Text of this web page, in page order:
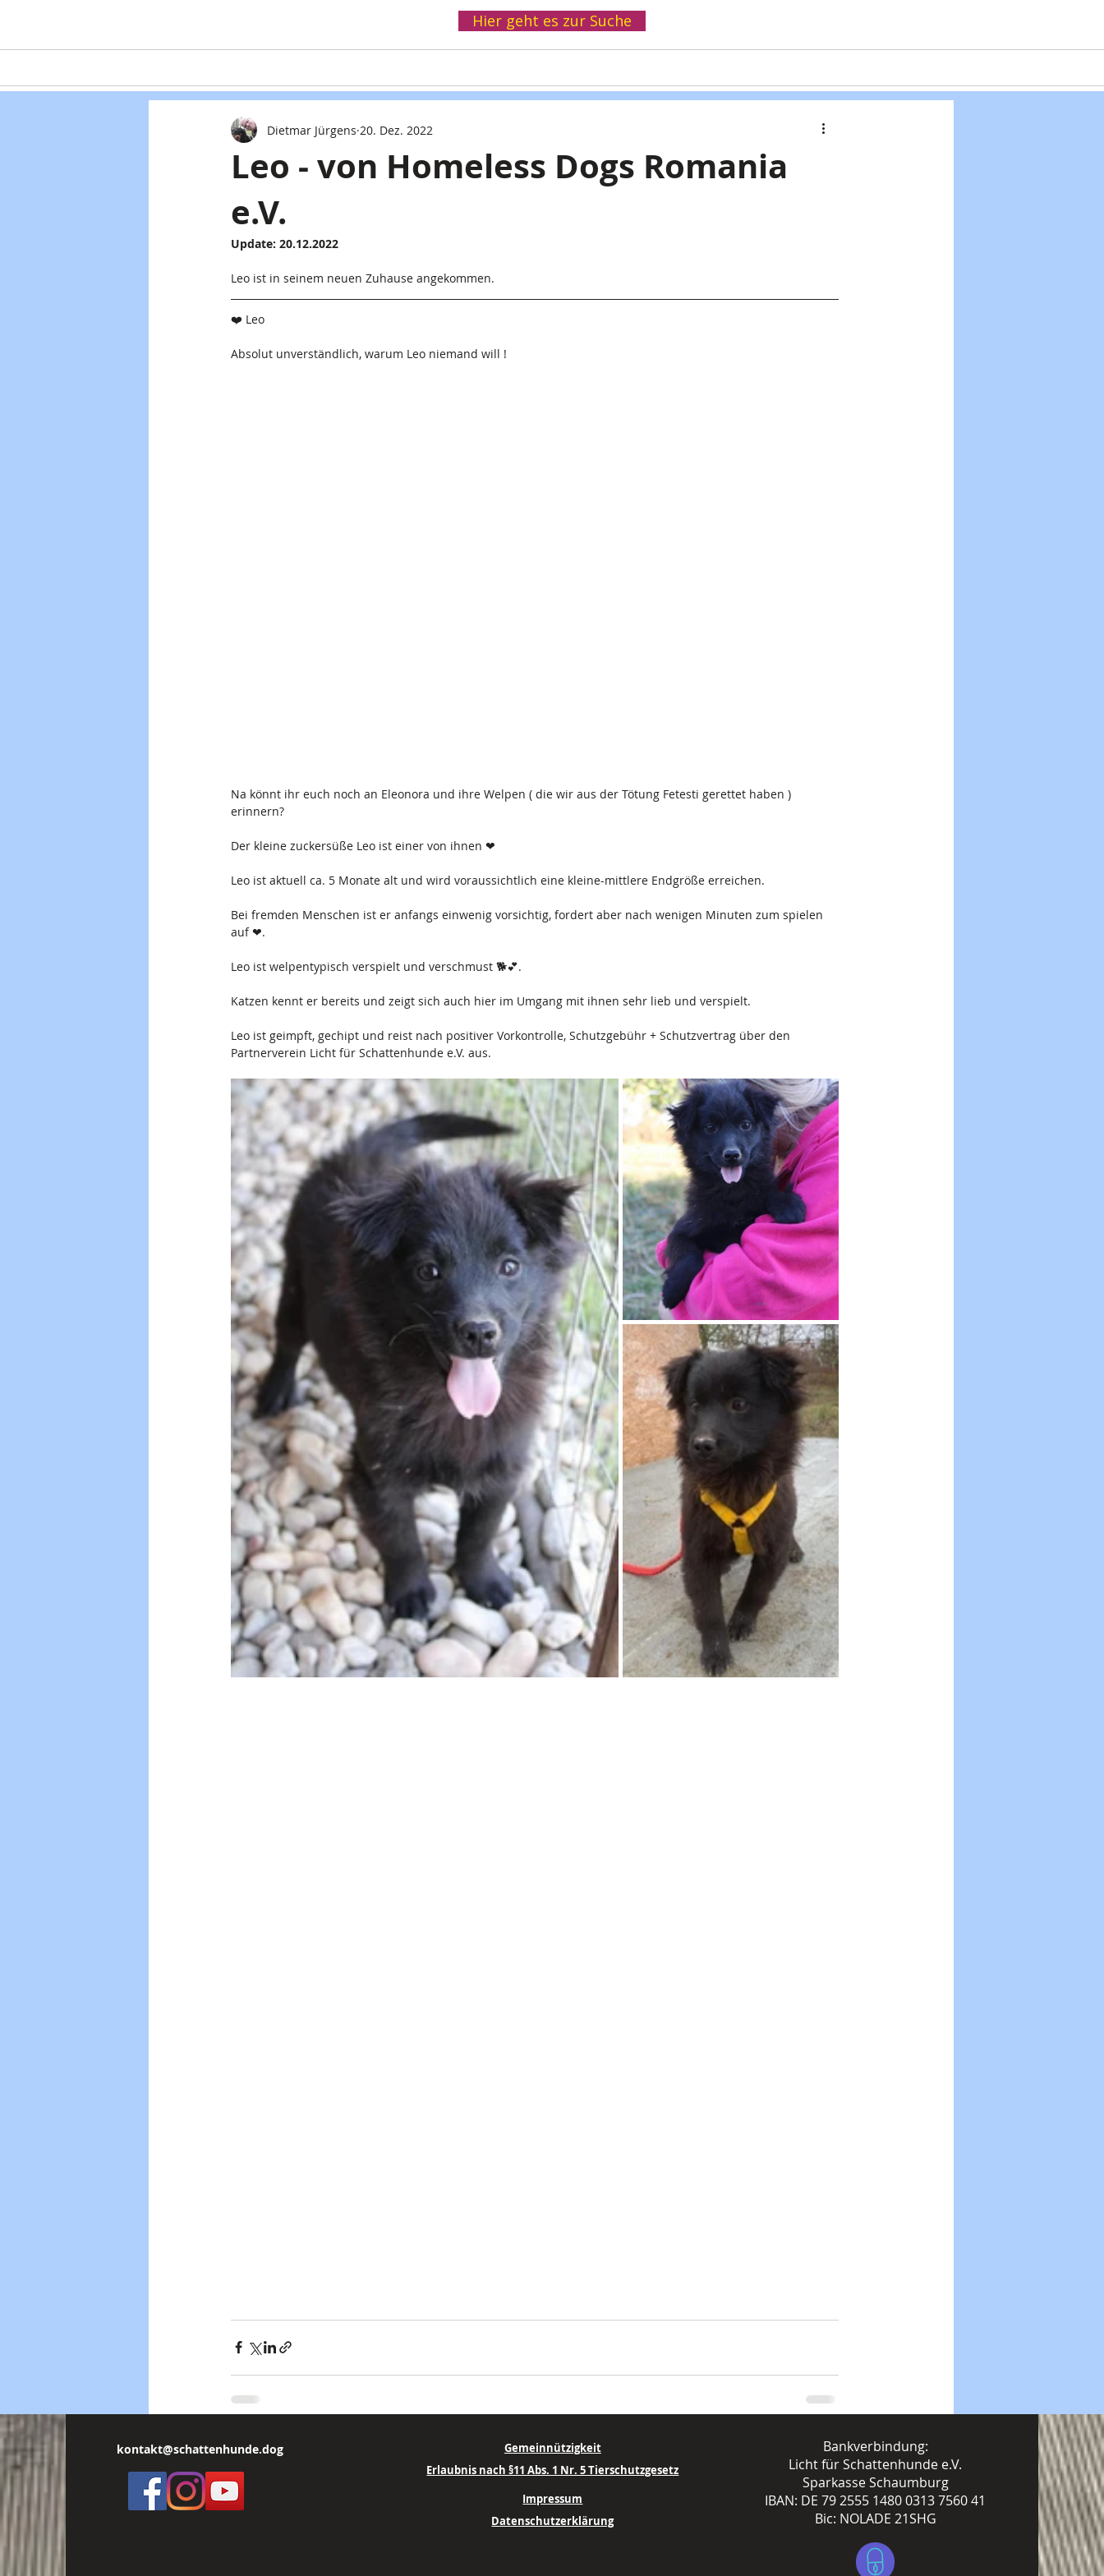
Hier geht es zur Suche
Leo - von Homeless Dogs Romania
e.V.
Dietmar Jürgens 20. Dez. 2022
Update: 20.12.2022
Leo ist in seinem neuen Zuhause angekommen.
❤️ Leo
Absolut unverständlich, warum Leo niemand will !
Na könnt ihr euch noch an Eleonora und ihre Welpen ( die wir aus der Tötung Fetesti gerettet haben )
erinnern?
Der kleine zuckersüße Leo ist einer von ihnen ❤
Leo ist aktuell ca. 5 Monate alt und wird voraussichtlich eine kleine-mittlere Endgröße erreichen.
Bei fremden Menschen ist er anfangs einwenig vorsichtig, fordert aber nach wenigen Minuten zum spielen
auf ❤.
Leo ist welpentypisch verspielt und verschmust 🐕💕.
Katzen kennt er bereits und zeigt sich auch hier im Umgang mit ihnen sehr lieb und verspielt.
Leo ist geimpft, gechipt und reist nach positiver Vorkontrolle, Schutzgebühr + Schutzvertrag über den
Partnerverein Licht für Schattenhunde e.V. aus.
kontakt@schattenhunde.dog
Gemeinnützigkeit
Erlaubnis nach §11 Abs. 1 Nr. 5 Tierschutzgesetz
Impressum
Datenschutzerklärung
Bankverbindung:
Licht für Schattenhunde e.V.
Sparkasse Schaumburg
IBAN: DE 79 2555 1480 0313 7560 41
Bic: NOLADE 21SHG